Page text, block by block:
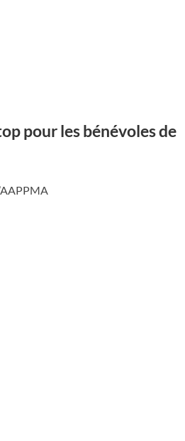
pour les bénévoles de